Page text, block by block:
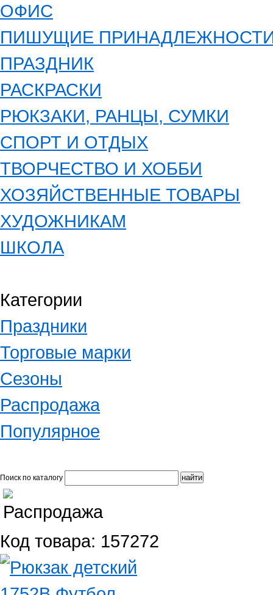
ОФИС
ПИШУЩИЕ
ПРАЗДНИК
РАСКРАСКИ
РЮКЗАКИ, РАНЦЫ, СУМКИ
СПОРТ И ОТДЫХ
ТВОРЧЕСТВО И ХОББИ
ХОЗЯЙСТВЕННЫЕ ТОВАРЫ
ХУДОЖНИКАМ
ШКОЛА
Категории
Праздники
Торговые марки
Сезоны
Распродажа
Популярное
Поиск по каталогу
Код товара: 157272